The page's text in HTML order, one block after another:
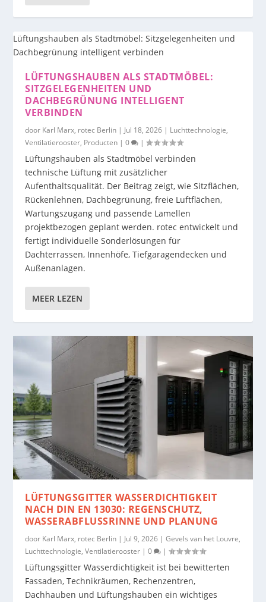
LÜFTUNGSHAUBEN ALS STADTMÖBEL:
SITZGELEGENHEITEN UND
DACHBEGRÜNUNG INTELLIGENT
VERBINDEN
door Karl Marx, rotec Berlin | Jul 18, 2026 | Luchttechnologie,
Ventilatierooster, Producten |0 |
Lüftungshauben als Stadtmöbel verbinden
technische Lüftung mit zusätzlicher
Aufenthaltsqualität. Der Beitrag zeigt, wie Sitzflächen,
Rückenlehnen, Dachbegrünung, freie Luftflächen,
Wartungszugang und passende Lamellen
projektbezogen geplant werden. rotec entwickelt und
fertigt individuelle Sonderlösungen für
Dachterrassen, Innenhöfe, Tiefgaragendecken und
Außenanlagen.
MEER LEZEN
LÜFTUNGSGITTER WASSERDICHTIGKEIT
NACH DIN EN 13030: REGENSCHUTZ,
WASSERABFLUSSRINNE UND PLANUNG
door Karl Marx, rotec Berlin | Jul 9, 2026 |Gevels van het Louvre,
Luchttechnologie,Ventilatierooster |0 |
Lüftungsgitter Wasserdichtigkeit ist bei bewitterten
Fassaden, Technikräumen, Rechenzentren,
Dachhauben und Lüftungshauben ein wichtiges